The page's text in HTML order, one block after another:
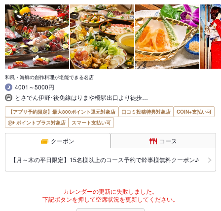
和風・海鮮の創作料理が堪能できる名店
4001～5000円
とさでん伊野･後免線はりまや橋駅出口より徒歩…
【アプリ予約限定】最大800ポイント還元対象店 口コミ投稿特典対象店
COIN+支払い可
ポイントプラス対象店
スマート支払い可
クーポン コース
【月～木の平日限定】15名様以上のコース予約で幹事様無料クーポン♪
カレンダーの更新に失敗しました。
下記ボタンを押して空席状況を更新してください。